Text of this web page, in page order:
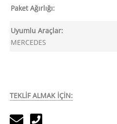
Paket Ağırlığı:
Uyumlu Araçlar:
MERCEDES
TEKLİF ALMAK İÇİN: